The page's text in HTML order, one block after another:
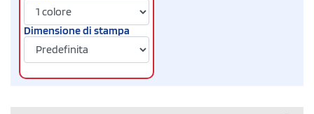
Dimensione di stampa